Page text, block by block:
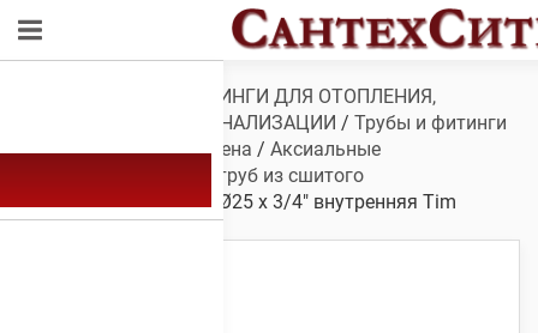
ТРУБЫ И ФИТИНГИ ДЛЯ ОТОПЛЕНИЯ,
ВОДОСНАБЖЕНИЯ, КАНАЛИЗАЦИИ / Трубы и фитинги
для сшитого полиэтилена / Аксиальные
Уголок для труб из сшитого
полиэтилена/ Уголок Ø25 х 3/4″ внутренняя Tim